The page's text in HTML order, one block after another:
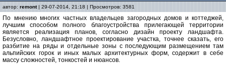
автор: remont| 29-07-2014, 21:18 | Просмотров: 3581
По мнению многих частных владельцев загородных домов и коттеджей,
лучшим способом полного благоустройства прилегающей территории
является реализация планов, согласно дизайн проекту ландшафта.
Безусловно, ландшафтное проектирование участка, точнее сказать, его
разбитие на ряды и отдельные зоны с последующим размещением там
альпийских горок и иных малых архитектурных форм, содержит в себе
массу сложностей, тонкостей и нюансов.